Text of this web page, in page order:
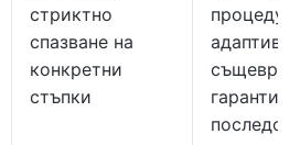
стриктно
спазване на
конкретни
стъпки